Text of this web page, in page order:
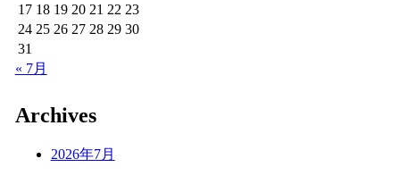
17 18 19 20 21 22 23
24 25 26 27 28 29 30
31
« 7月
Archives
2026年7月